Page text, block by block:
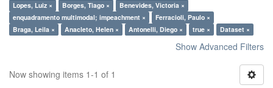
Lopes, Luiz × Borges, Tiago ×
Benevides, Victoria ×
enquadramento multimodal; impeachment ×
Ferracioli, Paulo ×
Braga, Leila ×
Anacleto, Helen × Antonelli, Diego × true × Dataset ×
Show Advanced Filters
Now showing items 1-1 of 1